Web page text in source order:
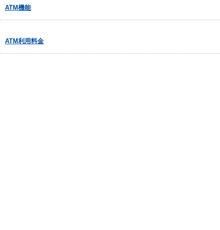
ATM機能
ATM利用料金